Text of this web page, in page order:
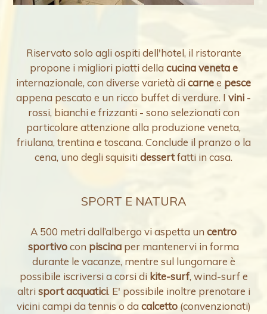
Riservato solo agli ospiti dell'hotel, il ristorante
propone i migliori piatti della cucina veneta e
internazionale, con diverse varietà dicarnee pesce
appena pescato e un ricco buffet di verdure. I vini -
rossi, bianchi e frizzanti - sono selezionati con
particolare attenzione alla produzione veneta,
friulana, trentina e toscana. Conclude il pranzo o la
cena, uno degli squisiti dessertfatti in casa.
SPORT E NATURA
A 500 metri dall’albergo vi aspetta un centro
sportivocon piscina per mantenervi in forma
durante le vacanze, mentre sul lungomare è
possibile iscriversi a corsi di kite-surf, wind-surf e
altri sport acquatici. E' possibile inoltre prenotare i
vicini campi da tennis o da calcetto (convenzionati)